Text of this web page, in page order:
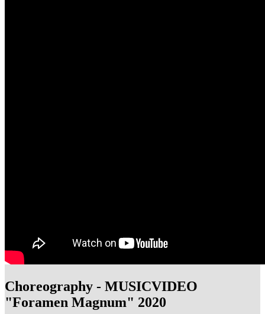
Choreography - MUSICVIDEO
"Foramen Magnum" 2020